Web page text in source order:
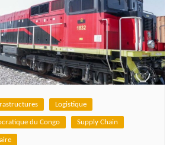
Logistique
du Congo Supply Chain